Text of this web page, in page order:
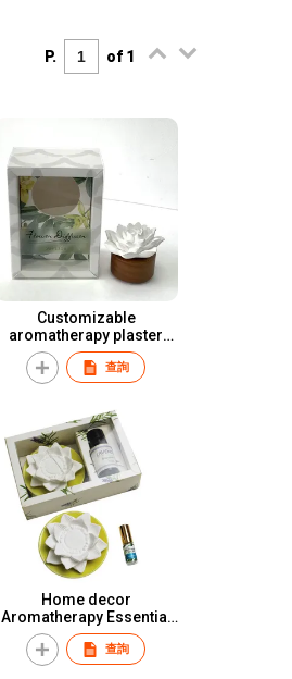
P. of 1
Customizable
aromatherapy plaster
diffuser flower scent
Customizable flower
shape Customizable
Customizable
查詢
Home decor
Aromatherapy Essential
Oil Handmade Flower
Ceramic Stone Diffuser
Ceramic Aroma Diffuser
查詢